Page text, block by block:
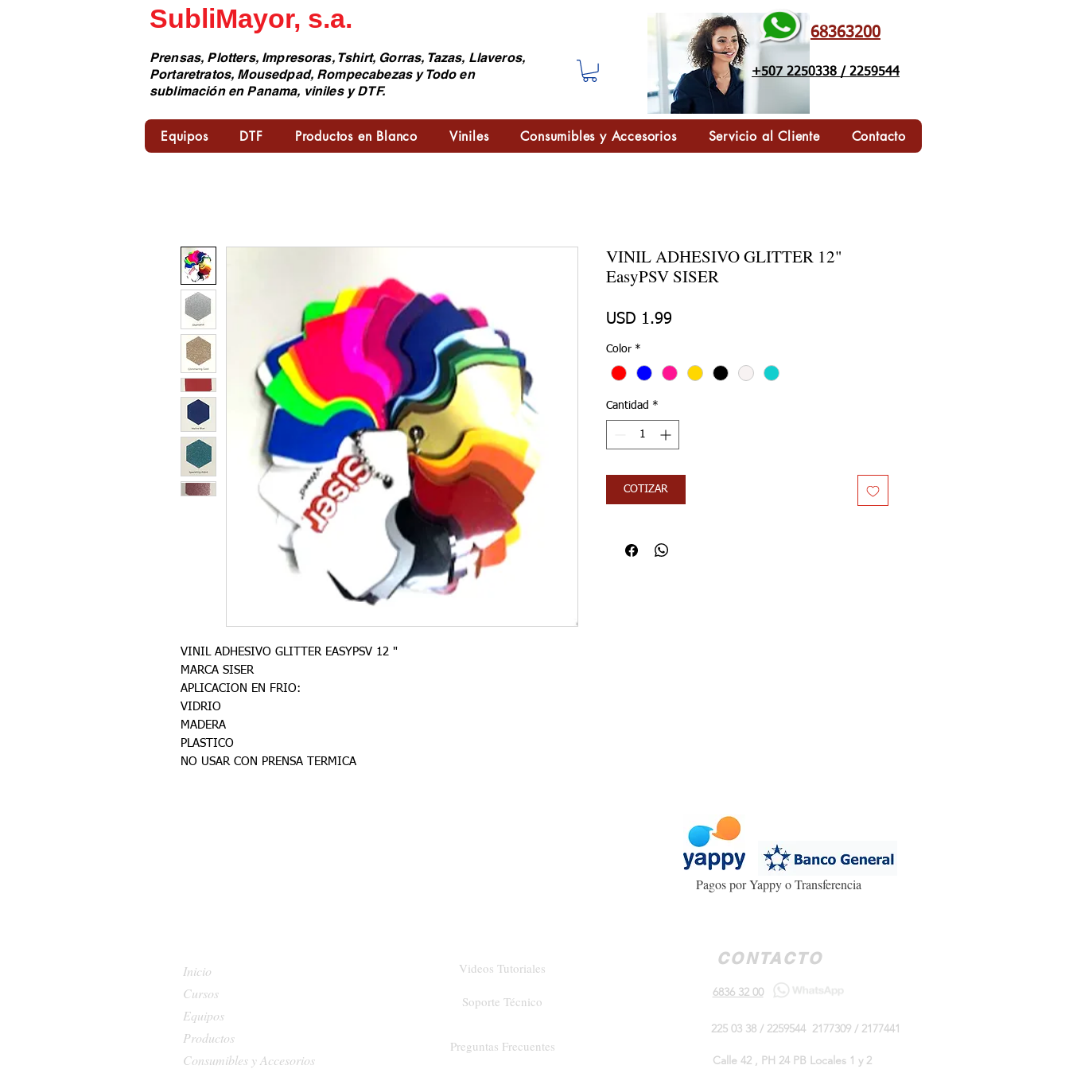
SubliMayor, s.a.
Prensas, Plotters, Impresoras, Tshirt, Gorras, Tazas, Llaveros,
Portaretratos, Mousedpad, Rompecabezas y Todo en
sublimación en Panama, viniles y DTF.
68363200
+507 2250338 / 2259544
Equipos DTF Productos en Blanco Viniles Consumibles y Accesorios Servicio al Cliente Contacto
VINIL ADHESIVO GLITTER EASYPSV 12 "
MARCA SISER
APLICACION EN FRIO:
VIDRIO
MADERA
PLASTICO
NO USAR CON PRENSA TERMICA
VINIL ADHESIVO GLITTER 12"
EasyPSV SISER
USD 1.99
Color *
Cantidad *
COTIZAR
Pagos por Yappy o Transferencia
Inicio
Cursos
Equipos
Productos
Consumibles y Accesorios
Soporte Técnico
Videos Tutoriales
Preguntas Frecuentes
CONTACTO
6836 32 00
225 03 38 / 2259544 2177309 / 2177441
Calle 42 , PH 24 PB Locales 1 y 2